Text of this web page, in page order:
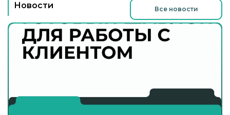
Новости Все новости